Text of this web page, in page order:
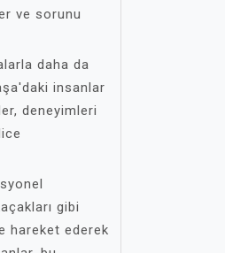
ve sorunu
daha da
insanlar
deneyimleri
gibi
hareket ederek